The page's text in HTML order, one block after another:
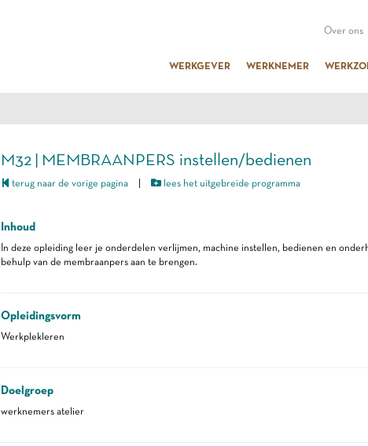
Over ons
WERKGEVER WERKNEMER
M32 | MEMBRAANPERS instellen/bedienen
terug naar de vorige pagina| lees het uitgebreide programma
Inhoud
In deze opleiding leer je onderdelen verlijmen, machine instellen, bedienen en
behulp van de membraanpers aan te brengen.
Opleidingsvorm
Werkplekleren
Doelgroep
werknemers atelier